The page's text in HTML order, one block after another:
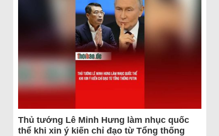
Thủ tướng Lê Minh Hưng làm nhục quốc
thể khi xin ý kiến chỉ đạo từ Tổng thống